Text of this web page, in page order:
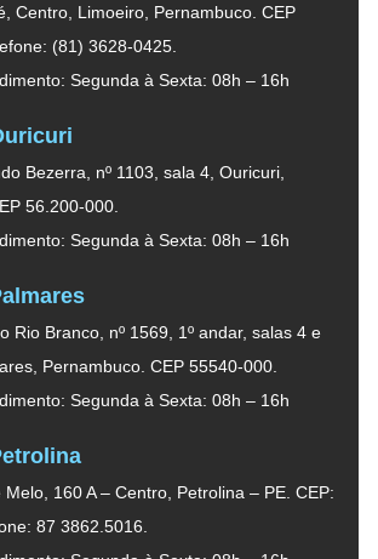
Centro, Limoeiro, Pernambuco. CEP
(81) 3628-0425.
Segunda à Sexta: 08h – 16h
Bezerra, nº 1103, sala 4, Ouricuri,
56.200-000.
Segunda à Sexta: 08h – 16h
Rio Branco, nº 1569, 1º andar, salas 4 e
Pernambuco. CEP 55540-000.
Segunda à Sexta: 08h – 16h
Melo, 160 A – Centro, Petrolina – PE. CEP:
87 3862.5016.